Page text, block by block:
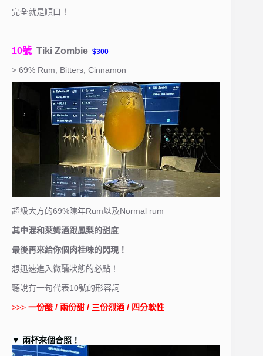
完全就是順口！
–
10號 Tiki Zombie $300
> 69% Rum, Bitters, Cinnamon
超級大方的69%陳年Rum以及Normal rum
其中混和萊姆酒跟鳳梨的甜度
最後再來給你個肉桂味的閃現！
想迅速進入微醺狀態的必點！
聽說有一句代表10號的形容詞
>>> 一份酸 / 兩份甜 / 三份烈酒 / 四分軟性
▼ 兩杯來個合照！